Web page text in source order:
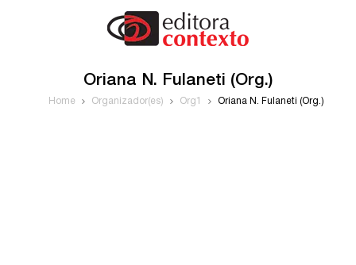
Oriana N. Fulaneti (Org.)
Home Organizador(es) Org1 Oriana N. Fulaneti (Org.)